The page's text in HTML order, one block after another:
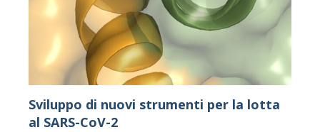
Sviluppo di nuovi strumenti per la lotta
al SARS-CoV-2